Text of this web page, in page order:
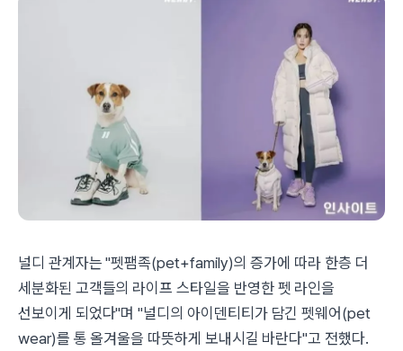
널디 관계자는 "펫팸족(pet+family)의 증가에 따라 한층 더
세분화된 고객들의 라이프 스타일을 반영한 펫 라인을
선보이게 되었다"며 "널디의 아이덴티티가 담긴 펫웨어(pet
wear)를 통 올겨울을 따뜻하게 보내시길 바란다"고 전했다.